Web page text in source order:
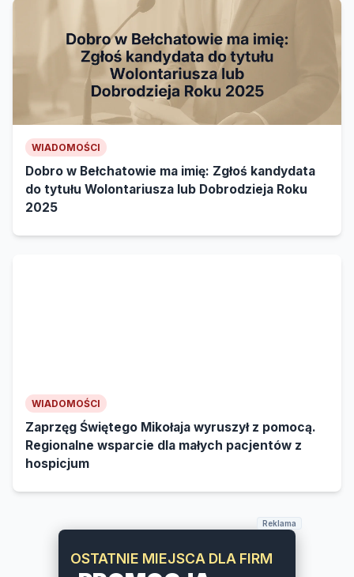
WIADOMOŚCI
Dobro w Bełchatowie ma imię: Zgłoś kandydata
do tytułu Wolontariusza lub Dobrodzieja Roku
2025
WIADOMOŚCI
Zaprzęg Świętego Mikołaja wyruszył z pomocą.
Regionalne wsparcie dla małych pacjentów z
hospicjum
Reklama